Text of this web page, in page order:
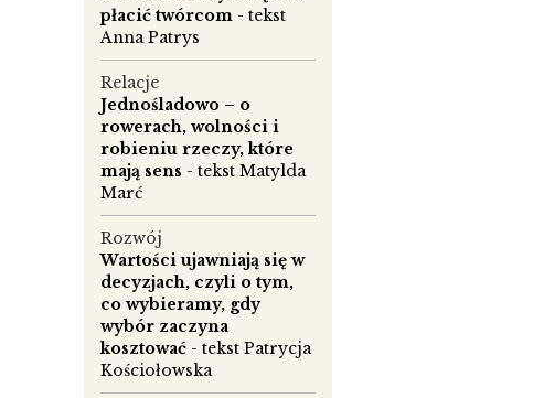
płacić twórcom - tekst
Anna Patrys
Relacje
Jednośladowo – o
rowerach, wolności i
robieniu rzeczy, które
mają sens - tekst Matylda
Marć
Rozwój
Wartości ujawniają się w
decyzjach, czyli o tym,
co wybieramy, gdy
wybór zaczyna
kosztować - tekst Patrycja
Kościołowska